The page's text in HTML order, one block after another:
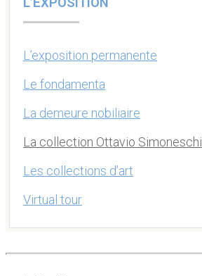
L’exposition permanente
Le fondamenta
La demeure nobiliaire
La collection Ottavio Simoneschi
Les collections d’art
Virtual tour